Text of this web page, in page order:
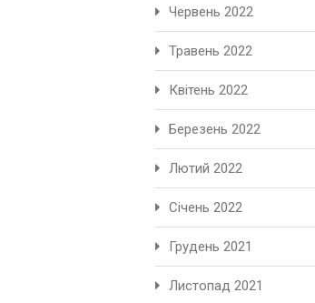
Червень 2022
Травень 2022
Квітень 2022
Березень 2022
Лютий 2022
Січень 2022
Грудень 2021
Листопад 2021